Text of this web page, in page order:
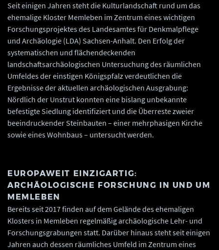
Seit einigen Jahren steht die Kulturlandschaft rund um das
ehemalige Kloster Memleben im Zentrum eines wichtigen
Forschungsprojektes des Landesamtes für Denkmalpflege
und Archäologie (LDA) Sachsen-Anhalt. Den Erfolg der
systematischen und flächendeckenden
landschaftsarchäologischen Untersuchung des räumlichen
Umfeldes der einstigen Königspfalz verdeutlichen die
Ergebnisse der aktuellen archäologischen Ausgrabung:
Nördlich der Unstrut konnten eine bislang unbekannte
befestigte Siedlung identifiziert und die Überreste zweier
beeindruckender Steinbauten – einer mehrphasigen Kirche
sowie eines Wohnbaus – untersucht werden.
EUROPAWEIT EINZIGARTIG:
ARCHÄOLOGISCHE FORSCHUNG IN UND UM
MEMLEBEN
Bereits seit 2017 finden auf dem Gelände des ehemaligen
Klosters in Memleben regelmäßig archäologische Lehr- und
Forschungsgrabungen statt. Darüber hinaus steht seit einigen
Jahren auch dessen räumliches Umfeld im Zentrum eines